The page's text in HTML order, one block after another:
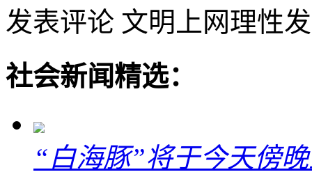
发表评论 文明上网理性
社会新闻精选：
“白海豚”将于今天傍